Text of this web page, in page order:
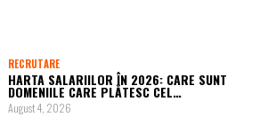
RECRUTARE
HARTA SALARIILOR ÎN 2026: CARE SUNT
DOMENIILE CARE PLĂTESC CEL…
August 4, 2026